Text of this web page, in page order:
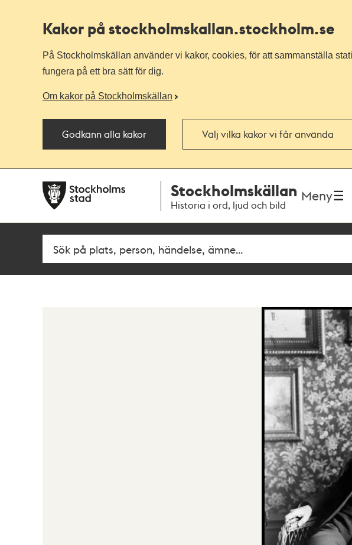
Kakor på stockholmskallan.stockholm.se
På Stockholmskällan använder vi kakor, cookies, för att sammanställa
fungera på ett bra sätt för dig.
Om kakor på Stockholmskällan
Godkänn alla kakor Välj vilka kakor vi får använda
navigationen
huvudinnehållet
Stockholmskällan
Historia i ord, ljud och bild
Meny
Fritextsök